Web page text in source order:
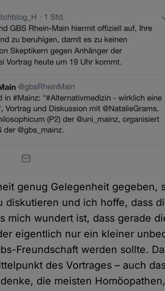
genug Gelegenheit gegeben,
diskutieren und ich hoffe, dass
mich wundert ist, dass gerade
eigentlich nur ein kleiner
Freundschaft werden sollte.
des Vortrages – auch
die meisten